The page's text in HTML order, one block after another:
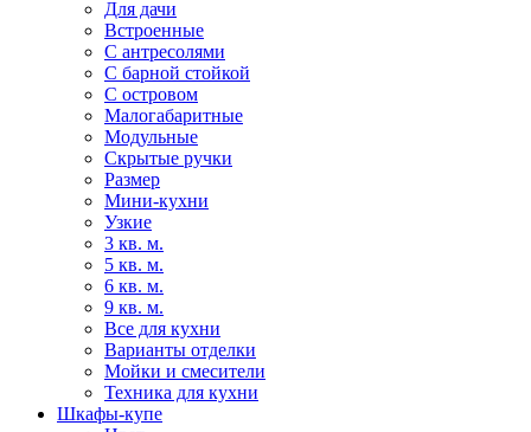
Для дачи
Встроенные
С антресолями
С барной стойкой
С островом
Малогабаритные
Модульные
Скрытые ручки
Размер
Мини-кухни
Узкие
3 кв. м.
5 кв. м.
6 кв. м.
9 кв. м.
Все для кухни
Варианты отделки
Мойки и смесители
Техника для кухни
Шкафы-купе